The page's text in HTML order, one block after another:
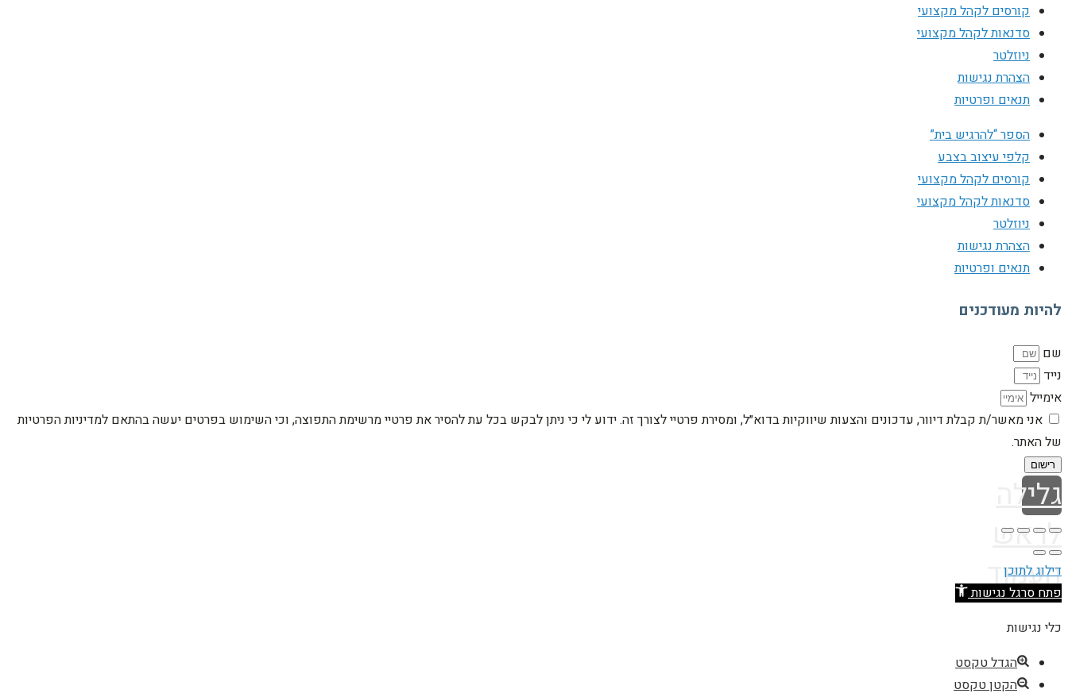
קורסים לקהל מקצועי
סדנאות לקהל מקצועי
ניוזלטר
הצהרת נגישות
תנאים ופרטיות
הספר “להרגיש בית”
קלפי עיצוב בצבע
קורסים לקהל מקצועי
סדנאות לקהל מקצועי
ניוזלטר
הצהרת נגישות
תנאים ופרטיות
להיות מעודכנים
שם
נייד
אימייל
אני מאשר/ת קבלת דיוור, עדכונים והצעות שיווקיות בדוא״ל, ומסירת פרטיי לצורך זה. ידוע לי כי ניתן לבקש בכל עת להסיר את פרטיי מרשימת התפוצה, וכי השימוש בפרטים יעשה בהתאם למדיניות הפרטיות
של האתר.
רישום
גלילה
לראש
העמוד
דילוג לתוכן
פתח סרגל נגישות
כלי נגישות
הגדל טקסט
הקטן טקסט